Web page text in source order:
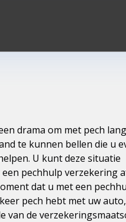
drama om met pech
te kunnen bellen die u
U kunt deze situatie
pechhulp verzekering
dat u met een
pech hebt met uw
van de